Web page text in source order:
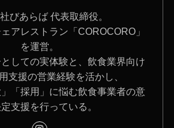
びあらば 代表取締役。
アレストラン「COROCORO」
を運営。
しての実体験と、飲食業界向け
支援の営業経験を活かし、
」「採用」に悩む飲食事業者の意
支援を行っている。